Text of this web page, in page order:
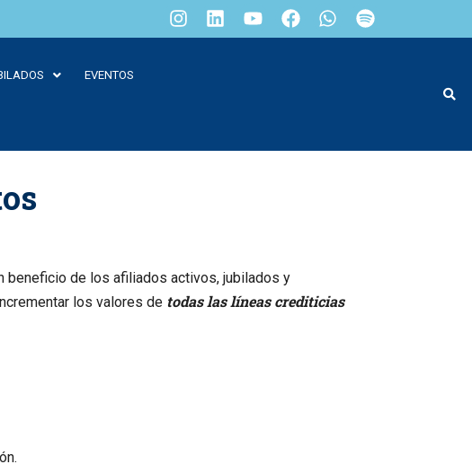
EVENTOS
beneficio de los afiliados activos, jubilados y
los valores de todas las líneas crediticias